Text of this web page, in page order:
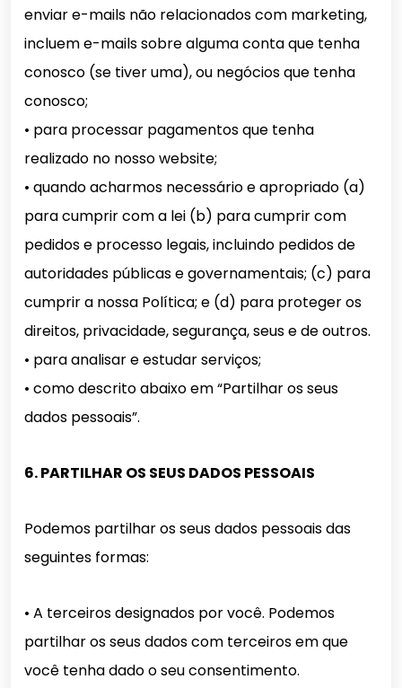
enviar e-mails não relacionados com marketing,
incluem e-mails sobre alguma conta que tenha
conosco (se tiver uma), ou negócios que tenha
conosco;
• para processar pagamentos que tenha
realizado no nosso website;
• quando acharmos necessário e apropriado (a)
para cumprir com a lei (b) para cumprir com
pedidos e processo legais, incluindo pedidos de
autoridades públicas e governamentais; (c) para
cumprir a nossa Política; e (d) para proteger os
direitos, privacidade, segurança, seus e de outros.
• para analisar e estudar serviços;
• como descrito abaixo em “Partilhar os seus
dados pessoais”.
6. PARTILHAR OS SEUS DADOS PESSOAIS
Podemos partilhar os seus dados pessoais das
seguintes formas:
• A terceiros designados por você. Podemos
partilhar os seus dados com terceiros em que
você tenha dado o seu consentimento.